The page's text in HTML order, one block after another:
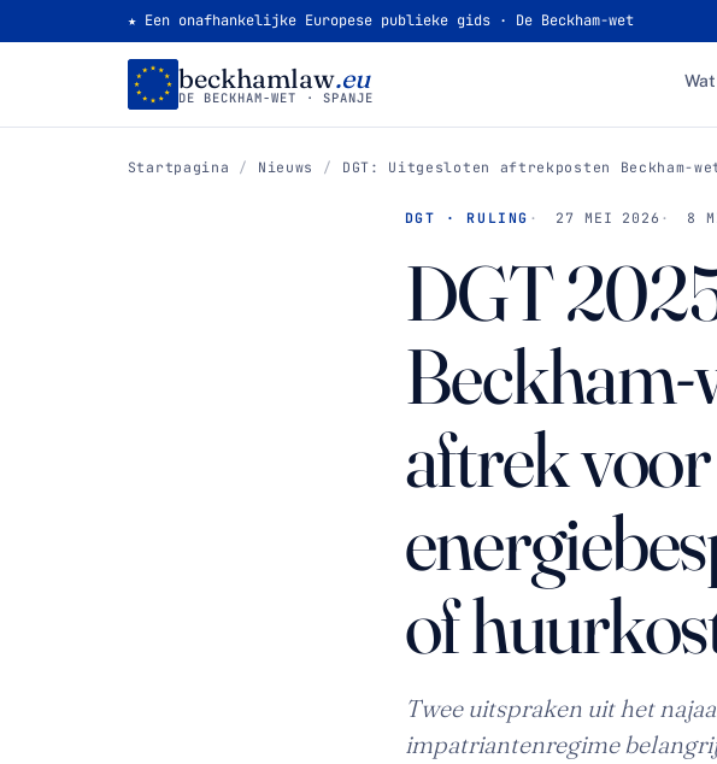
★ Een onafhankelijke Europese publieke gids · De Beckham-wet
beckhamlaw.eu
DE BECKHAM-WET · SPANJE
Startpagina / Nieuws / DGT: Uitgesloten aftrekposten Beckham-
DGT · RULING 27 MEI 2026 8
DGT
Beckham-
aftrek voor
of
Twee uitspraken uit het
impatriantenregime